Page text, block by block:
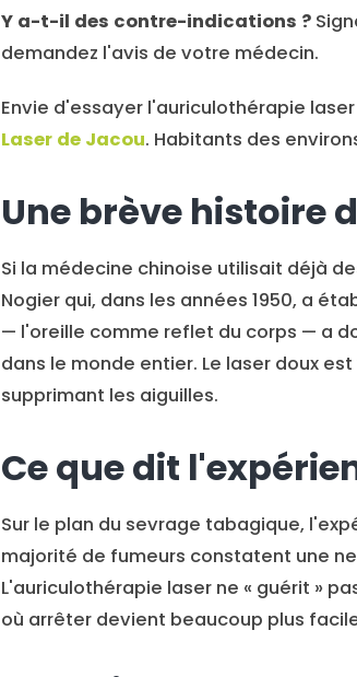
Y a-t-il des contre-indications ?
demandez l'avis de votre médecin.
Envie d'essayer l'auriculothérapie
Laser de Jacou. Habitants des
Une brève histoire
Si la médecine chinoise utilisait déjà
Nogier qui, dans les années 1950, a
— l'oreille comme reflet du corps — a
dans le monde entier. Le laser doux
supprimant les aiguilles.
Ce que dit
Sur le plan du sevrage tabagique,
majorité de fumeurs constatent une
L'auriculothérapie laser ne « guérit »
où arrêter devient beaucoup plus